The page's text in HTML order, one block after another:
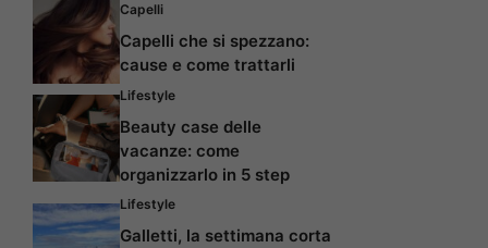
Capelli
Capelli che si spezzano:
cause e come trattarli
Lifestyle
Beauty case delle
vacanze: come
organizzarlo in 5 step
Lifestyle
Galletti, la settimana corta